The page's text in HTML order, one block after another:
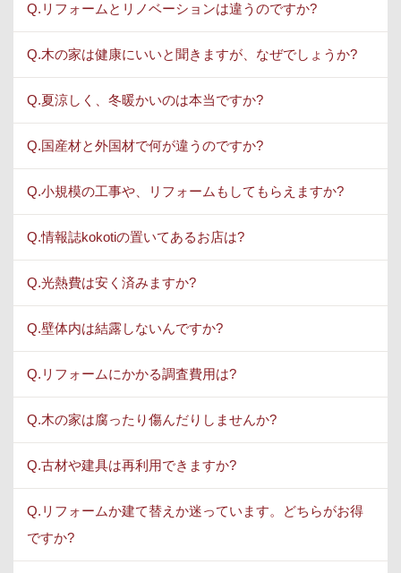
Q.リフォームとリノベーションは違うのですか?
Q.木の家は健康にいいと聞きますが、なぜでしょうか?
Q.夏涼しく、冬暖かいのは本当ですか?
Q.国産材と外国材で何が違うのですか?
Q.小規模の工事や、リフォームもしてもらえますか?
Q.情報誌kokotiの置いてあるお店は?
Q.光熱費は安く済みますか?
Q.壁体内は結露しないんですか?
Q.リフォームにかかる調査費用は?
Q.木の家は腐ったり傷んだりしませんか?
Q.古材や建具は再利用できますか?
Q.リフォームか建て替えか迷っています。どちらがお得
ですか?